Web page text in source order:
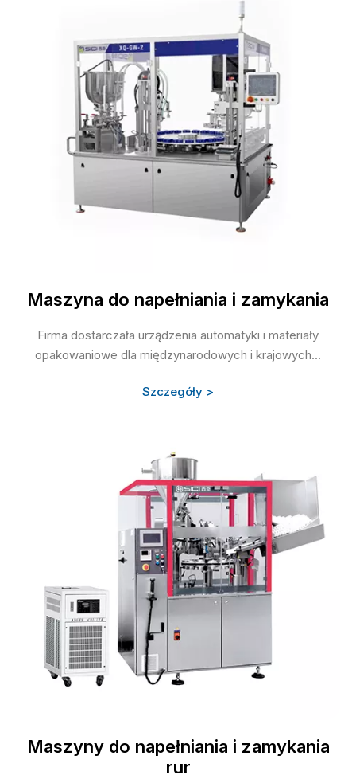
Maszyna do napełniania i zamykania
Firma dostarczała urządzenia automatyki i materiały
opakowaniowe dla międzynarodowych i krajowych...
Szczegóły >
Maszyny do napełniania i zamykania
rur